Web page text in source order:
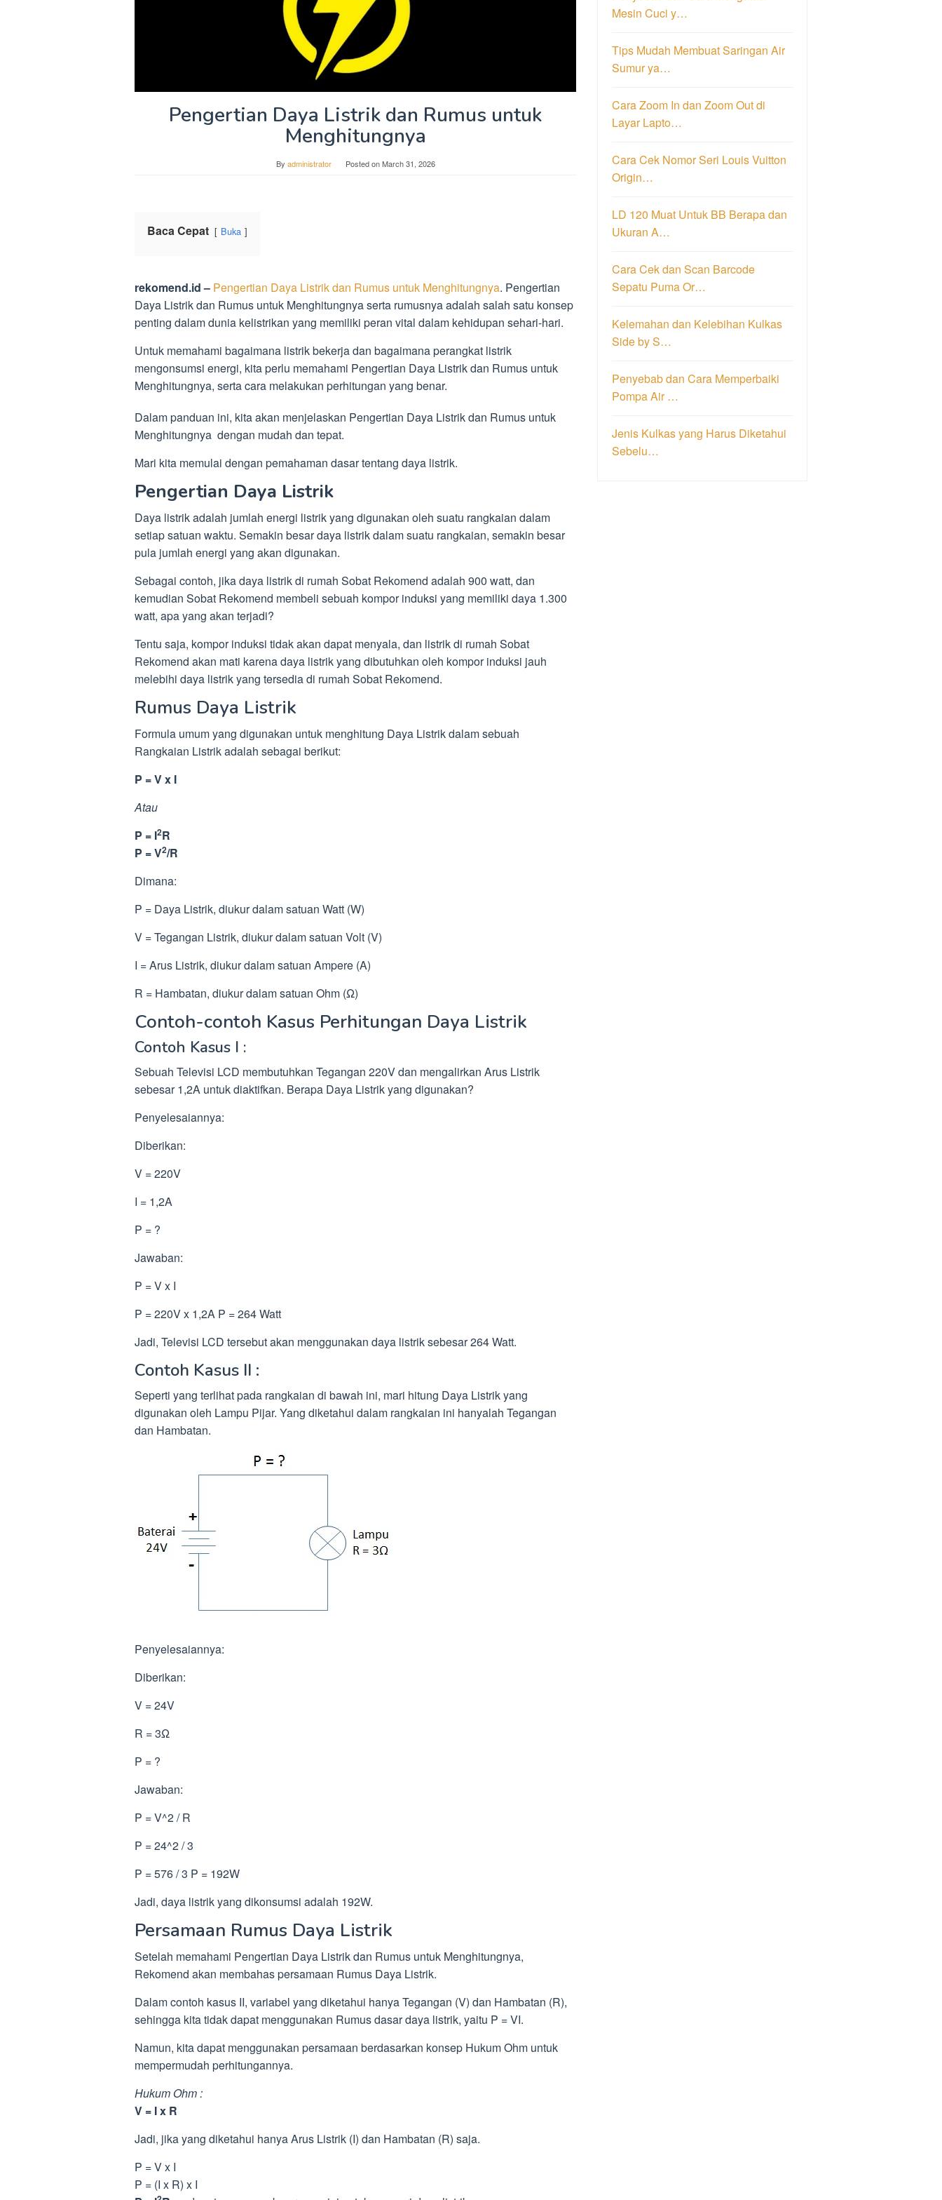
Pengertian Daya Listrik dan Rumus untuk
Menghitungnya
By administrator Posted onMarch 31, 2026
Baca Cepat Buka
rekomend.id – Pengertian Daya Listrik dan Rumus untuk Menghitungnya. Pengertian
Daya Listrik dan Rumus untuk Menghitungnya serta rumusnya adalah salah satu konsep
penting dalam dunia kelistrikan yang memiliki peran vital dalam kehidupan sehari-hari.
Untuk memahami bagaimana listrik bekerja dan bagaimana perangkat listrik
mengonsumsi energi, kita perlu memahami Pengertian Daya Listrik dan Rumus untuk
Menghitungnya, serta cara melakukan perhitungan yang benar.
Dalam panduan ini, kita akan menjelaskan Pengertian Daya Listrik dan Rumus untuk
Menghitungnya dengan mudah dan tepat.
Mari kita memulai dengan pemahaman dasar tentang daya listrik.
Pengertian Daya Listrik
Daya listrik adalah jumlah energi listrik yang digunakan oleh suatu rangkaian dalam
setiap satuan waktu. Semakin besar daya listrik dalam suatu rangkaian, semakin besar
pula jumlah energi yang akan digunakan.
Sebagai contoh, jika daya listrik di rumah Sobat Rekomend adalah 900 watt, dan
kemudian Sobat Rekomend membeli sebuah kompor induksi yang memiliki daya 1.300
watt, apa yang akan terjadi?
Tentu saja, kompor induksi tidak akan dapat menyala, dan listrik di rumah Sobat
Rekomend akan mati karena daya listrik yang dibutuhkan oleh kompor induksi jauh
melebihi daya listrik yang tersedia di rumah Sobat Rekomend.
Rumus Daya Listrik
Formula umum yang digunakan untuk menghitung Daya Listrik dalam sebuah
Rangkaian Listrik adalah sebagai berikut:
P = V x I
Atau
P = I2R
P = V2/R
Dimana:
P = Daya Listrik, diukur dalam satuan Watt (W)
V = Tegangan Listrik, diukur dalam satuan Volt (V)
I = Arus Listrik, diukur dalam satuan Ampere (A)
R = Hambatan, diukur dalam satuan Ohm (Ω)
Contoh-contoh Kasus Perhitungan Daya Listrik
Contoh Kasus I :
Sebuah Televisi LCD membutuhkan Tegangan 220V dan mengalirkan Arus Listrik
sebesar 1,2A untuk diaktifkan. Berapa Daya Listrik yang digunakan?
Penyelesaiannya:
Diberikan:
V = 220V
I = 1,2A
P = ?
Jawaban:
P = V x I
P = 220V x 1,2A P = 264 Watt
Jadi, Televisi LCD tersebut akan menggunakan daya listrik sebesar 264 Watt.
Contoh Kasus II :
Seperti yang terlihat pada rangkaian di bawah ini, mari hitung Daya Listrik yang
digunakan oleh Lampu Pijar. Yang diketahui dalam rangkaian ini hanyalah Tegangan
dan Hambatan.
Penyelesaiannya:
Diberikan:
V = 24V
R = 3Ω
P = ?
Jawaban:
P = V^2 / R
P = 24^2 / 3
P = 576 / 3 P = 192W
Jadi, daya listrik yang dikonsumsi adalah 192W.
Persamaan Rumus Daya Listrik
Setelah memahami Pengertian Daya Listrik dan Rumus untuk Menghitungnya,
Rekomend akan membahas persamaan Rumus Daya Listrik.
Dalam contoh kasus II, variabel yang diketahui hanya Tegangan (V) dan Hambatan (R),
sehingga kita tidak dapat menggunakan Rumus dasar daya listrik, yaitu P = VI.
Namun, kita dapat menggunakan persamaan berdasarkan konsep Hukum Ohm untuk
mempermudah perhitungannya.
Hukum Ohm :
V = I x R
Jadi, jika yang diketahui hanya Arus Listrik (I) dan Hambatan (R) saja.
P = V x I
P = (I x R) x I
Mesin Cuci y…
Tips Mudah Membuat Saringan Air
Sumur ya…
Cara Zoom In dan Zoom Out di
Layar Lapto…
Cara Cek Nomor Seri Louis Vuitton
Origin…
LD 120 Muat Untuk BB Berapa dan
Ukuran A…
Cara Cek dan Scan Barcode
Sepatu Puma Or…
Kelemahan dan Kelebihan Kulkas
Side by S…
Penyebab dan Cara Memperbaiki
Pompa Air …
Jenis Kulkas yang Harus Diketahui
Sebelu…